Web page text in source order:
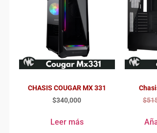
CHASIS COUGAR MX 331
$340,000
Leer más
$